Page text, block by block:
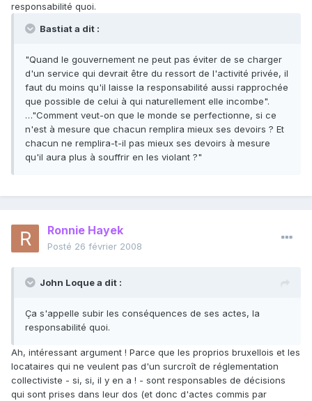
responsabilité quoi.
Bastiat a dit :
"Quand le gouvernement ne peut pas éviter de se charger
d'un service qui devrait être du ressort de l'activité privée, il
faut du moins qu'il laisse la responsabilité aussi rapprochée
que possible de celui à qui naturellement elle incombe".
…"Comment veut-on que le monde se perfectionne, si ce
n'est à mesure que chacun remplira mieux ses devoirs ? Et
chacun ne remplira-t-il pas mieux ses devoirs à mesure
qu'il aura plus à souffrir en les violant ?"
Ronnie Hayek
Posté 26 février 2008
John Loque a dit :
Ça s'appelle subir les conséquences de ses actes, la
responsabilité quoi.
Ah, intéressant argument ! Parce que les proprios bruxellois et les
locataires qui ne veulent pas d'un surcroît de réglementation
collectiviste - si, si, il y en a ! - sont responsables de décisions
qui sont prises dans leur dos (et donc d'actes commis par